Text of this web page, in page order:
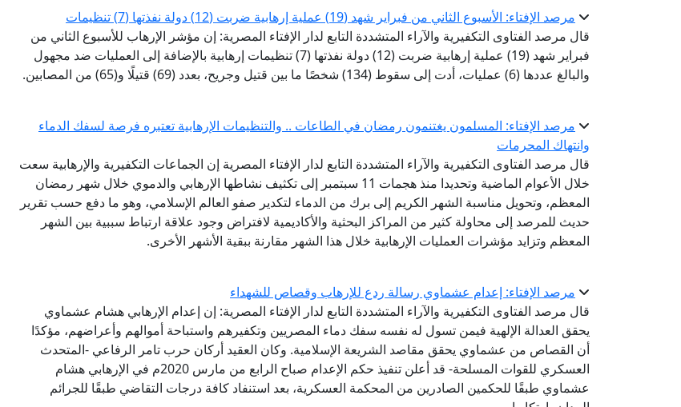
مرصد الإفتاء: الأسبوع الثاني من فبراير شهد (19) عملية إرهابية ضربت (12) دولة نفذتها (7) تنظيمات
قال مرصد الفتاوى التكفيرية والآراء المتشددة التابع لدار الإفتاء المصرية: إن مؤشر الإرهاب للأسبوع الثاني من
فبراير شهد (19) عملية إرهابية ضربت (12) دولة نفذتها (7) تنظيمات إرهابية بالإضافة إلى العمليات ضد مجهول
والبالغ عددها (6) عمليات، أدت إلى سقوط (134) شخصًا ما بين قتيل وجريح، بعدد (69) قتيلًا و(65) من المصابين.
مرصد الإفتاء: المسلمون يغتنمون رمضان في الطاعات .. والتنظيمات الإرهابية تعتبره فرصة لسفك الدماء
وانتهاك المحرمات
قال مرصد الفتاوى التكفيرية والآراء المتشددة التابع لدار الإفتاء المصرية إن الجماعات التكفيرية والإرهابية سعت
خلال الأعوام الماضية وتحديدا منذ هجمات 11 سبتمبر إلى تكثيف نشاطها الإرهابي والدموي خلال شهر رمضان
المعظم، وتحويل مناسبة الشهر الكريم إلى برك من الدماء لتكدير صفو العالم الإسلامي، وهو ما دفع حسب تقرير
حديث للمرصد إلى محاولة كثير من المراكز البحثية والأكاديمية لافتراض وجود علاقة ارتباط سببية بين الشهر
المعظم وتزايد مؤشرات العمليات الإرهابية خلال هذا الشهر مقارنة ببقية الأشهر الأخرى.
مرصد الإفتاء: إعدام عشماوي رسالة ردع للإرهاب وقصاص للشهداء
قال مرصد الفتاوى التكفيرية والآراء المتشددة التابع لدار الإفتاء المصرية: إن إعدام الإرهابي هشام عشماوي
يحقق العدالة الإلهية فيمن تسول له نفسه سفك دماء المصريين وتكفيرهم واستباحة أموالهم وأعراضهم، مؤكدًا
أن القصاص من عشماوي يحقق مقاصد الشريعة الإسلامية. وكان العقيد أركان حرب تامر الرفاعي -المتحدث
العسكري للقوات المسلحة- قد أعلن تنفيذ حكم الإعدام صباح الرابع من مارس 2020م في الإرهابي هشام
عشماوي طبقًا للحكمين الصادرين من المحكمة العسكرية، بعد استنفاد كافة درجات التقاضي طبقًا للجرائم